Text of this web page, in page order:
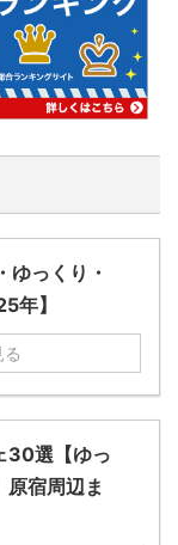
ゆっくり・
年】
30選【ゆっ
原宿周辺ま